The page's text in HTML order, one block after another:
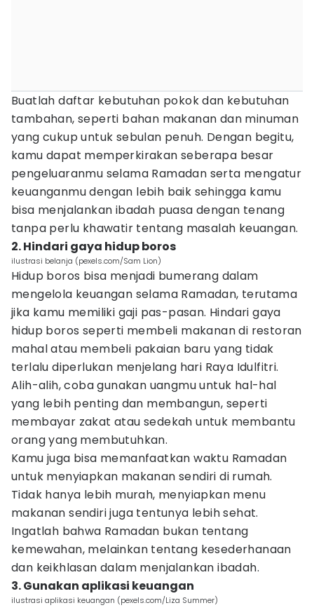
Buatlah daftar kebutuhan pokok dan kebutuhan
tambahan, seperti bahan makanan dan minuman
yang cukup untuk sebulan penuh. Dengan begitu,
kamu dapat memperkirakan seberapa besar
pengeluaranmu selama Ramadan serta mengatur
keuanganmu dengan lebih baik sehingga kamu
bisa menjalankan ibadah puasa dengan tenang
tanpa perlu khawatir tentang masalah keuangan.
2. Hindari gaya hidup boros
ilustrasi belanja (pexels.com/Sam Lion)
Hidup boros bisa menjadi bumerang dalam
mengelola keuangan selama Ramadan, terutama
jika kamu memiliki gaji pas-pasan. Hindari gaya
hidup boros seperti membeli makanan di restoran
mahal atau membeli pakaian baru yang tidak
terlalu diperlukan menjelang hari Raya Idulfitri.
Alih-alih, coba gunakan uangmu untuk hal-hal
yang lebih penting dan membangun, seperti
membayar zakat atau sedekah untuk membantu
orang yang membutuhkan.
Kamu juga bisa memanfaatkan waktu Ramadan
untuk menyiapkan makanan sendiri di rumah.
Tidak hanya lebih murah, menyiapkan menu
makanan sendiri juga tentunya lebih sehat.
Ingatlah bahwa Ramadan bukan tentang
kemewahan, melainkan tentang kesederhanaan
dan keikhlasan dalam menjalankan ibadah.
3. Gunakan aplikasi keuangan
ilustrasi aplikasi keuangan (pexels.com/Liza Summer)